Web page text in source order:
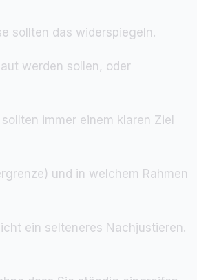
sollten das widerspiegeln.
werden sollen, oder
immer einem klaren Ziel
und in welchem Rahmen
ein selteneres Nachjustieren.